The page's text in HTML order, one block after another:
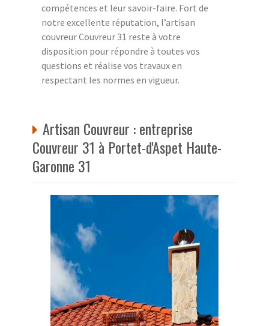
compétences et leur savoir-faire. Fort de
notre excellente réputation, l’artisan
couvreur Couvreur 31 reste à votre
disposition pour répondre à toutes vos
questions et réalise vos travaux en
respectant les normes en vigueur.
Artisan Couvreur : entreprise
Couvreur 31 à Portet-d'Aspet Haute-
Garonne 31